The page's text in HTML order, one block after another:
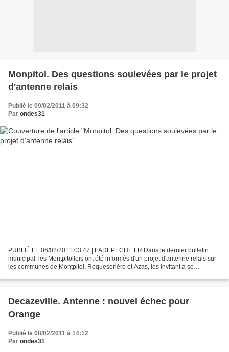
Monpitol. Des questions soulevées par le projet
d'antenne relais
Publié le 09/02/2011 à 09:32
Par ondes31
PUBLIÉ LE 06/02/2011 03:47 | LADEPECHE.FR Dans le dernier bulletin
municipal, les Montpitollois ont été informés d'un projet d'antenne relais sur
les communes de Montpitol, Roqueserière et Azas, les invitant à se
Decazeville. Antenne : nouvel échec pour
Orange
Publié le 08/02/2011 à 14:12
Par ondes31